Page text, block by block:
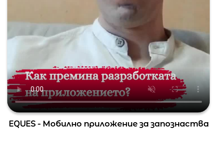
EQUES - Мобилно приложение за запознаства